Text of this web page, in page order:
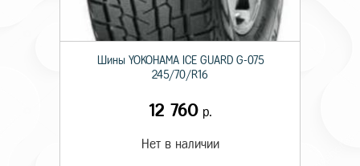
Шины YOKOHAMA ICE GUARD G-075
245/70/R16
12 760р.
Нет в наличии